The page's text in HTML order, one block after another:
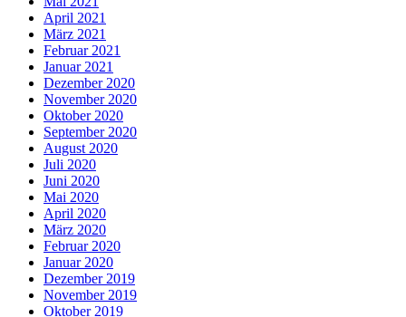
April 2021
März 2021
Februar 2021
Januar 2021
Dezember 2020
November 2020
Oktober 2020
September 2020
August 2020
Juli 2020
Juni 2020
Mai 2020
April 2020
März 2020
Februar 2020
Januar 2020
Dezember 2019
November 2019
Oktober 2019